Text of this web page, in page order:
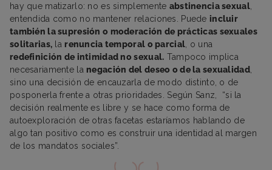
hay que matizarlo: no es simplemente abstinencia sexual,
entendida como no mantener relaciones. Puede incluir
también la supresión o moderación de prácticas sexuales
solitarias, larenuncia temporal o parcial , o una
redefinición de intimidad no sexual. Tampoco implica
necesariamente lanegación del deseo o de la sexualidad,
sino una decisión de encauzarla de modo distinto, o de
posponerla frente a otras prioridades. Según Sanz, “si la
decisión realmente es libre y se hace como forma de
autoexploración de otras facetas estaríamos hablando de
algo tan positivo como es construir una identidad al margen
de los mandatos sociales”.